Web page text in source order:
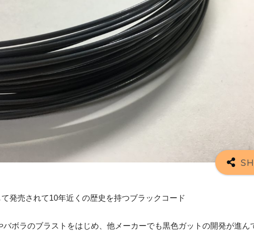
発売されて10年近くの歴史を持つブラックコード
バボラのブラストをはじめ、他メーカーでも黒色ガットの開発が進ん